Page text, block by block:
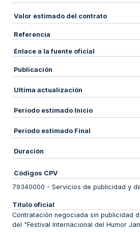
Valor estimado del contrato
Referencia
Enlace a la fuente oficial
Publicación
Ultima actualización
Periodo estimado Inicio
Periodo estimado Final
Duración
Códigos CPV
79340000 - Servicios de publicidad y
Título oficial
Contratación negociada sin publicidad
del "Festival Internacional del Humor